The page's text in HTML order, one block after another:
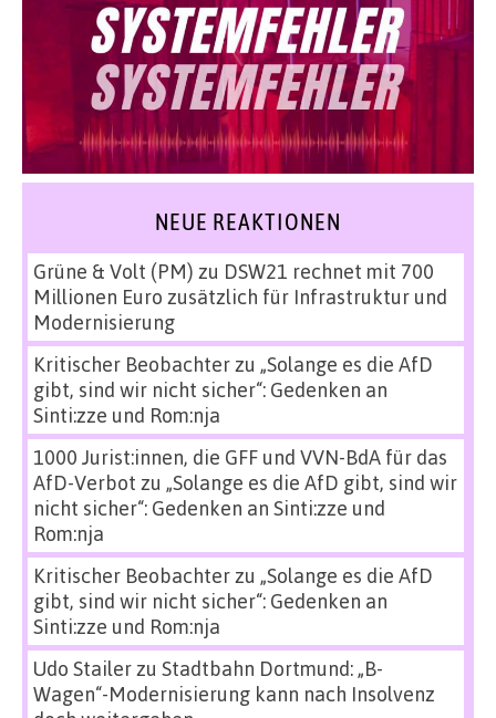
NEUE REAKTIONEN
Grüne & Volt (PM) zu DSW21 rechnet mit 700
Millionen Euro zusätzlich für Infrastruktur und
Modernisierung
Kritischer Beobachterzu „Solange es die AfD
gibt, sind wir nicht sicher“: Gedenken an
Sinti:zze und Rom:nja
1000 Jurist:innen, die GFF und VVN-BdA für das
AfD-Verbot zu „Solange es die AfD gibt, sind wir
nicht sicher“: Gedenken an Sinti:zze und
Rom:nja
Kritischer Beobachterzu „Solange es die AfD
gibt, sind wir nicht sicher“: Gedenken an
Sinti:zze und Rom:nja
Udo Stailerzu Stadtbahn Dortmund: „B-
Wagen“-Modernisierung kann nach Insolvenz